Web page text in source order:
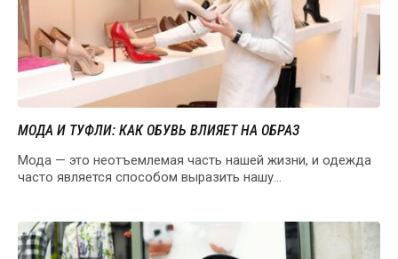
МОДА И ТУФЛИ: КАК ОБУВЬ ВЛИЯЕТ НА ОБРАЗ
Мода — это неотъемлемая часть нашей жизни, и одежда
часто является способом выразить нашу